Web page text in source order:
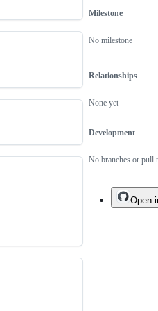
Milestone
No milestone
Relationships
None yet
Development
No branches or pull
Open